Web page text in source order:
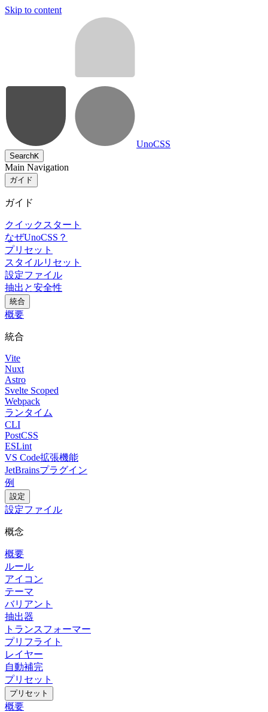
Skip to content
UnoCSS
SearchK
Main Navigation
ガイド
ガイド
クイックスタート
なぜUnoCSS？
プリセット
スタイルリセット
設定ファイル
抽出と安全性
統合
概要
統合
Vite
Nuxt
Astro
Svelte Scoped
Webpack
ランタイム
CLI
PostCSS
ESLint
VS Code拡張機能
JetBrainsプラグイン
例
設定
設定ファイル
概念
概要
ルール
アイコン
テーマ
バリアント
抽出器
トランスフォーマー
プリフライト
レイヤー
自動補完
プリセット
プリセット
概要